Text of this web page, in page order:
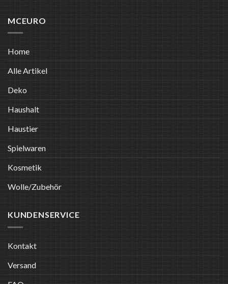
MCEURO
Home
Alle Artikel
Deko
Haushalt
Haustier
Spielwaren
Kosmetik
Wolle/Zubehör
KUNDENSERVICE
Kontakt
Versand